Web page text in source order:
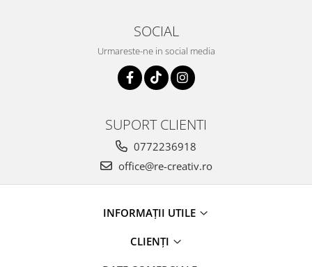
SOCIAL
Urmareste-ne in social media
SUPORT CLIENTI
0772236918
office@re-creativ.ro
INFORMAȚII UTILE
CLIENȚI